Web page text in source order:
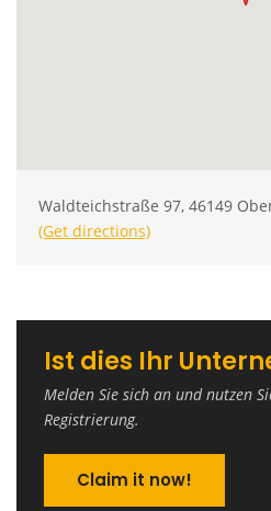
Waldteichstraße 97, 46149
(Get directions)
Ist dies Ihr
Melden Sie sich an und nutzen
Registrierung.
Claim it now!